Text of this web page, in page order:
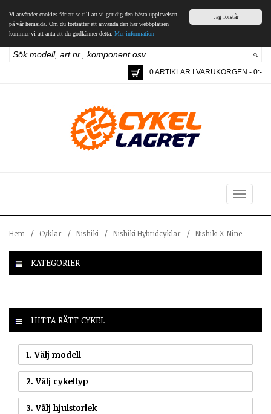
Jag förstår
Vi använder cookies för att se till att vi ger dig den bästa upplevelsen
på vår hemsida. Om du fortsätter att använda den här webbplatsen
kommer vi att anta att du godkänner detta. Mer information
0 ARTIKLAR I VARUKORGEN - 0:-
Toggle
navigation
Hem / Cyklar / Nishiki / Nishiki Hybridcyklar / Nishiki X-Nine
KATEGORIER
HITTA RÄTT CYKEL
1. Välj modell
2. Välj cykeltyp
3. Välj hjulstorlek